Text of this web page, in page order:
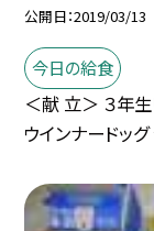
公開日 2019/03/13
今日の給食
＜献 立＞ ３年
ウインナードッ